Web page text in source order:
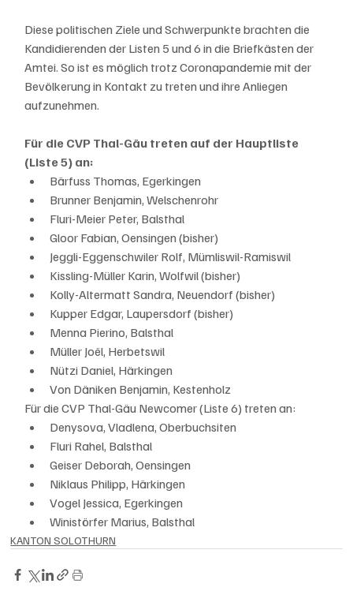
Diese politischen Ziele und Schwerpunkte brachten die
Kandidierenden der Listen 5 und 6 in die Briefkästen der
Amtei. So ist es möglich trotz Coronapandemie mit der
Bevölkerung in Kontakt zu treten und ihre Anliegen
aufzunehmen.
Für die CVP Thal-Gäu treten auf der Hauptliste
(Liste 5) an:
Bärfuss Thomas, Egerkingen
Brunner Benjamin, Welschenrohr
Fluri-Meier Peter, Balsthal
Gloor Fabian, Oensingen (bisher)
Jeggli-Eggenschwiler Rolf, Mümliswil-Ramiswil
Kissling-Müller Karin, Wolfwil (bisher)
Kolly-Altermatt Sandra, Neuendorf (bisher)
Kupper Edgar, Laupersdorf (bisher)
Menna Pierino, Balsthal
Müller Joël, Herbetswil
Nützi Daniel, Härkingen
Von Däniken Benjamin, Kestenholz
Für die CVP Thal-Gäu Newcomer (Liste 6) treten an:
Denysova, Vladlena, Oberbuchsiten
Fluri Rahel, Balsthal
Geiser Deborah, Oensingen
Niklaus Philipp, Härkingen
Vogel Jessica, Egerkingen
Winistörfer Marius, Balsthal
KANTON SOLOTHURN